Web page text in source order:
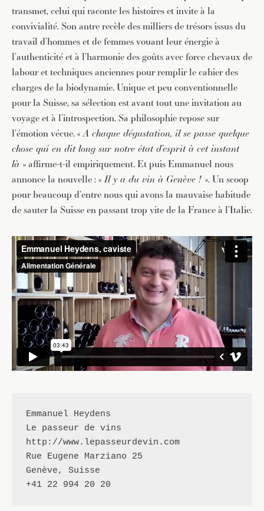
transmet, celui qui raconte les histoires et invite à la
convivialité. Son antre recèle des milliers de trésors issus du
travail d’hommes et de femmes vouant leur énergie à
l’authenticité et à l’harmonie des goûts avec force chevaux de
labour et techniques anciennes pour remplir le cahier des
charges de la biodynamie. Unique et peu conventionnelle
pour la Suisse, sa sélection est avant tout une invitation au
voyage et à l’introspection. Sa philosophie repose sur
l’émotion vécue. «A chaque dégustation, il se passe quelque
chose qui en dit long sur notre état d’esprit à cet instant
là » affirme-t-il empiriquement. Et puis Emmanuel nous
annonce la nouvelle : «Il y a du vin à Genève ! ». Un scoop
pour beaucoup d’entre nous qui avons la mauvaise habitude
de sauter la Suisse en passant trop vite de la France à l’Italie.
Emmanuel Heydens
Rue Eugene Marziano 25
Genève, Suisse
+41 22 994 20 20